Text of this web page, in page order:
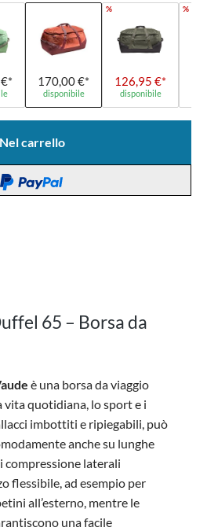
170,00 €*
disponibile
%
126,95 €*
disponibile
%
Nel carrello
65 – Borsa da
è una borsa da viaggio
vita quotidiana, lo sport e i
imbottiti e ripiegabili, può
anche su lunghe
compressione laterali
flessibile, ad esempio per
all’esterno, mentre le
una facile